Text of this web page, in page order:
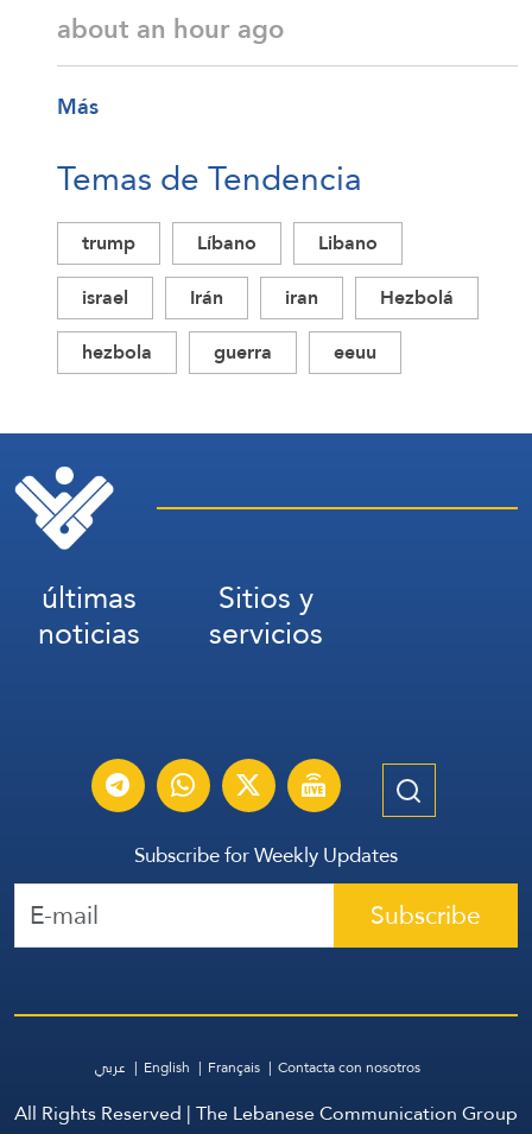
about an hour ago
Más
Temas de Tendencia
trump Líbano
Libano
israel
Irán iran
Hezbolá
hezbola
guerra eeuu
últimas
noticias
Sitios y
servicios
Subscribe for Weekly Updates
Subscribe
عربي English Français Contacta con nosotros
All Rights Reserved | The Lebanese Communication Group